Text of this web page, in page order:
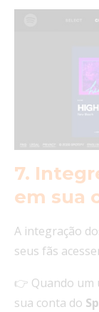
7.
em sua
A integração
seus fãs
👉 Quando um
sua conta do